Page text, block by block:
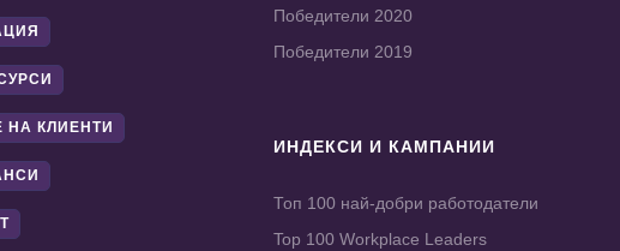
КЛИЕНТИ
Победители 2020
Победители 2019
ИНДЕКСИ И КАМПАНИИ
Топ 100 най-добри работодатели
Top 100 Workplace Leaders